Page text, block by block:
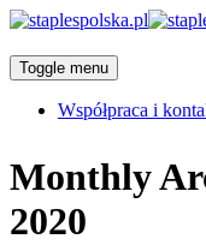
Toggle menu
Współpraca i
Monthly
2020